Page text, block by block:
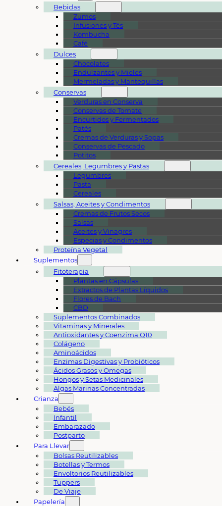
Bebidas
Zumos
Infusiones y Tés
Kombucha
Café
Dulces
Chocolates
Endulzantes y Mieles
Mermeladas y Mantequillas
Conservas
Verduras en Conserva
Conservas de Tomate
Encurtidos y Fermentados
Patés
Cremas de Verduras y Sopas
Conservas de Pescado
Potitos
Cereales, Legumbres y Pastas
Legumbres
Pasta
Cereales
Salsas, Aceites y Condimentos
Cremas de Frutos Secos
Salsas
Aceites y Vinagres
Especias y Condimentos
Proteína Vegetal
Suplementos
Fitoterapia
Plantas en Cápsulas
Extractos de Plantas Líquidos
Flores de Bach
CBD
Suplementos Combinados
Vitaminas y Minerales
Antioxidantes y Coenzima Q10
Colágeno
Aminoácidos
Enzimas Digestivas y Probióticos
Ácidos Grasos y Omegas
Hongos y Setas Medicinales
Algas Marinas Concentradas
Crianza
Bebés
Infantil
Embarazado
Postparto
Para Llevar
Bolsas Reutilizables
Botellas y Termos
Envoltorios Reutilizables
Tuppers
De Viaje
Papelería